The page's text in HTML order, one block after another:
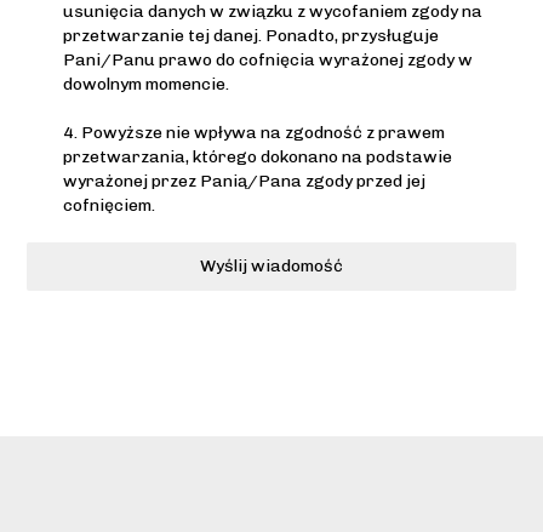
usunięcia danych w związku z wycofaniem zgody na
przetwarzanie tej danej. Ponadto, przysługuje
Pani/Panu prawo do cofnięcia wyrażonej zgody w
dowolnym momencie.
4. Powyższe nie wpływa na zgodność z prawem
przetwarzania, którego dokonano na podstawie
wyrażonej przez Panią/Pana zgody przed jej
cofnięciem.
Wyślij wiadomość